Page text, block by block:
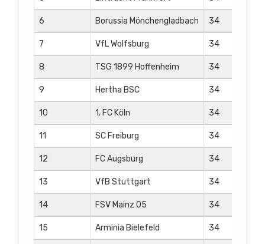
6 Borussia Mönchengladbach 34
7 VfL Wolfsburg 34
8 TSG 1899 Hoffenheim 34
9 Hertha BSC 34
10 1. FC Köln 34
11 SC Freiburg 34
12 FC Augsburg 34
13 VfB Stuttgart 34
14 FSV Mainz 05 34
15 Arminia Bielefeld 34